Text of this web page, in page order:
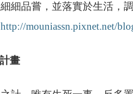
細品嘗，並落實於生活，
http://mouniassn.pixnet.net/
畫